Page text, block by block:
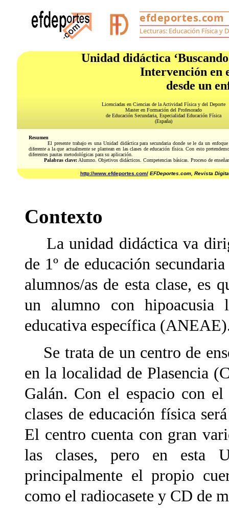
Unidad didáctica
Intervención en
desde un
Licenciadas en Ciencias de la Actividad Física y del Deporte
Master en Formación del Profesorado
de Educación Secundaria, Especialidad Educación Física
(España)
Resumen
El presente trabajo es una Unidad didáctica para secundaria donde se le da un
diferente a la que actualmente se plantean en las clases de educación física. Con esto
diferentes pautas metodológicas para su aplicación.
Palabras clave:Alumno. Objetivos didácticos. Competencias básicas. Proceso de
http://www.efdeportes.com/ EFDeportes.com, Revista
Contexto
La unidad didáctica va
de 1º de educación
alumnos/as de esta clase, es
un alumno con hipoacusia
educativa específica
Se trata de un centro de
en la localidad de Plasencia
Galán. Con el espacio con
clases de educación física
El centro cuenta con gran
las clases, pero en esta
principalmente el propio
como el radiocasete y CD de